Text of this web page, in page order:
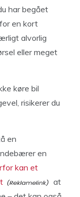
har begået
en kort
alvorlig
eller meget
køre bil
risikerer du
en
en
kan et
at